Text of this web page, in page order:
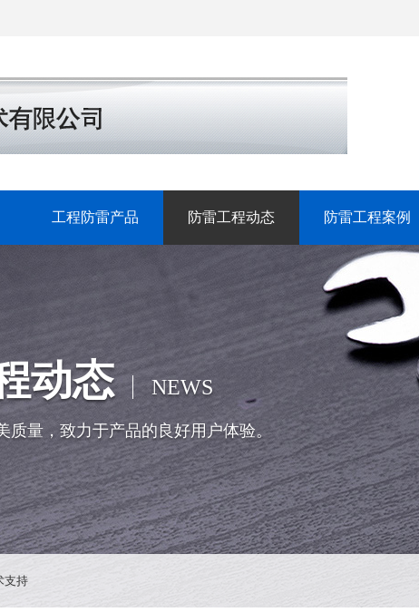
工程防雷产品 防雷工程动态 防雷工程案例
动态 NEWS
质量，致力于产品的良好用户体验。
支持